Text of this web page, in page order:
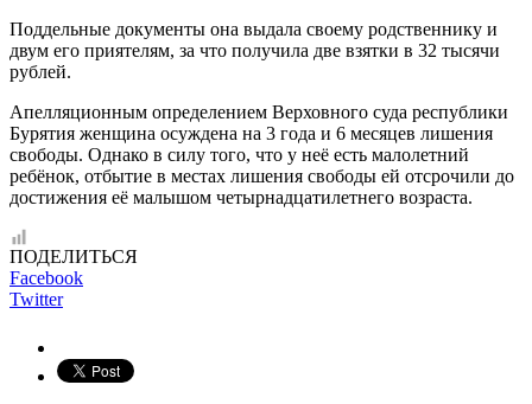
Поддельные документы она выдала своему родственнику и
двум его приятелям, за что получила две взятки в 32 тысячи
рублей.
Апелляционным определением Верховного суда республики
Бурятия женщина осуждена на 3 года и 6 месяцев лишения
свободы. Однако в силу того, что у неё есть малолетний
ребёнок, отбытие в местах лишения свободы ей отсрочили до
достижения её малышом четырнадцатилетнего возраста.
ПОДЕЛИТЬСЯ
Facebook
Twitter